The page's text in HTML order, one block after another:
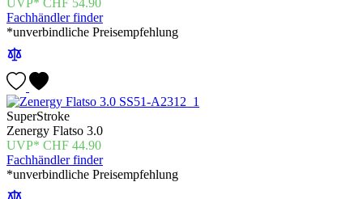
CHF 54.90
Fachhändler finder
*unverbindliche Preisempfehlung
SuperStroke
Zenergy Flatso 3.0
CHF 44.90
Fachhändler finder
*unverbindliche Preisempfehlung